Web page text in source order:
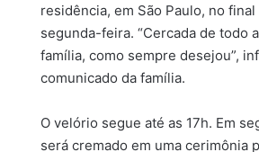
residência, em São Paulo, no
segunda-feira. “Cercada de todo
família, como sempre desejou”,
comunicado da família.
O velório segue até as 17h. Em
será cremado em uma cerimônia